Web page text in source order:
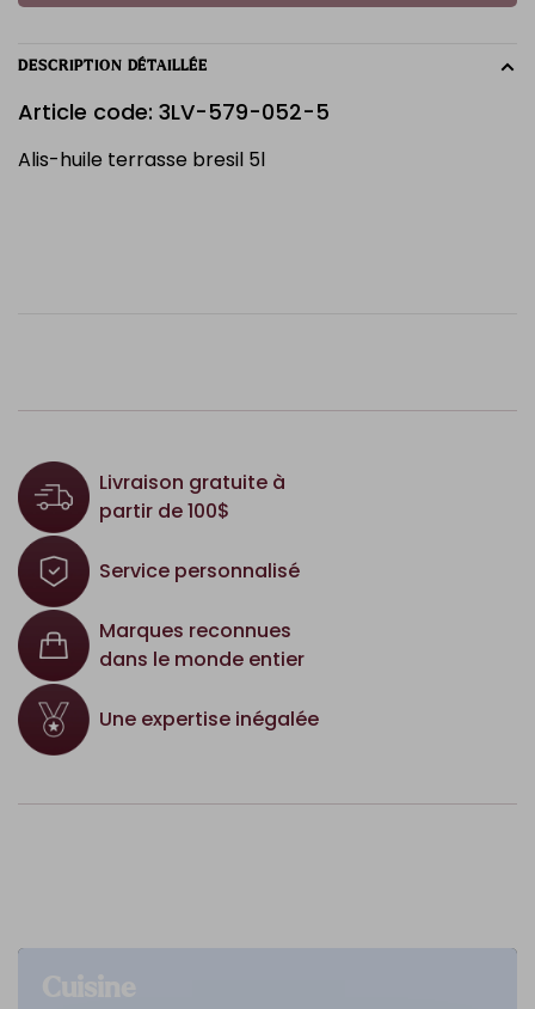
DESCRIPTION DÉTAILLÉE
Article code: 3LV-579-052-5
Alis-huile terrasse bresil 5l
Livraison gratuite à
partir de 100$
Service personnalisé
Marques reconnues
dans le monde entier
Une expertise inégalée